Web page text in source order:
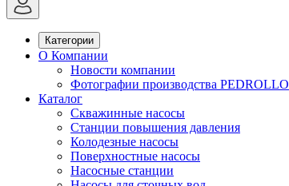
Категории
О Компании
Новости компании
Фотографии производства PEDROLLO
Каталог
Скважинные насосы
Станции повышения давления
Колодезные насосы
Поверхностные насосы
Насосные станции